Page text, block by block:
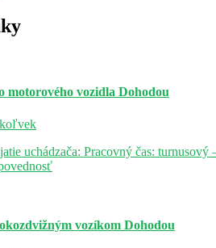
motorového vozidla Dohodou
uchádzača: Pracovný čas:
vozíkom Dohodou